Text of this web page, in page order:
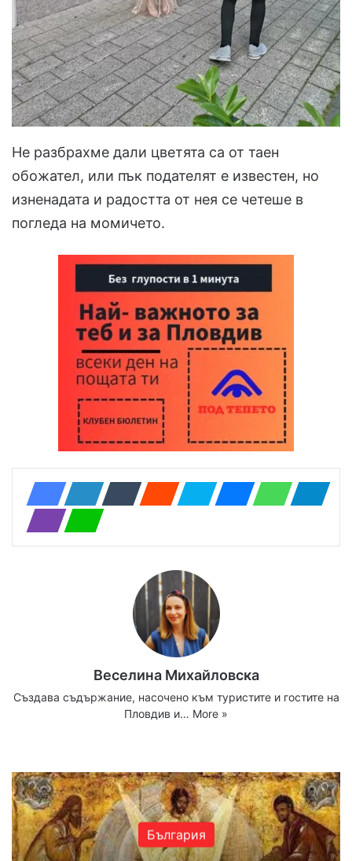
Не разбрахме дали цветята са от таен
обожател, или пък подателят е известен, но
изненадата и радостта от нея се четеше в
погледа на момичето.
Веселина Михайловска
Създава съдържание, насочено към туристите и гостите на
Пловдив и… More »
България